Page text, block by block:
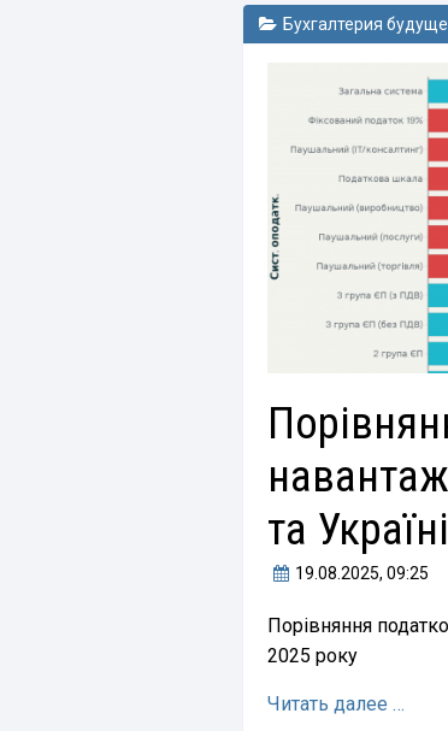
Бухгалтерия
та
19.08.2025, 09:25
Порівняння
2025 року
Читать далее …